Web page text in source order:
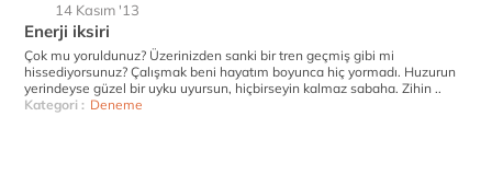
14 Kasım '13
Enerji iksiri
Çok mu yoruldunuz? Üzerinizden sanki bir tren geçmiş gibi mi
hissediyorsunuz? Çalışmak beni hayatım boyunca hiç yormadı. Huzurun
yerindeyse güzel bir uyku uyursun, hiçbirseyin kalmaz sabaha. Zihin ..
Kategori : Deneme